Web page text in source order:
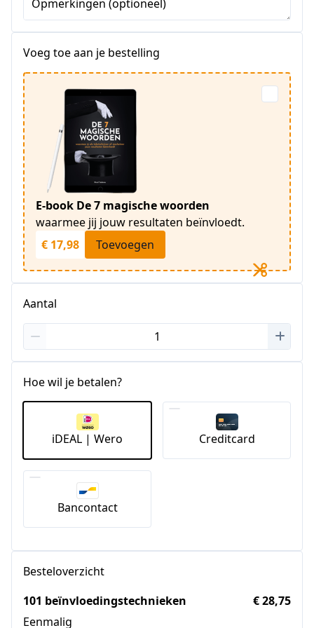
Opmerkingen (optioneel)
Voeg toe aan je bestelling
E-book De 7 magische woorden
waarmee jij jouw resultaten beïnvloedt.
€ 17,98
Toevoegen
Aantal
Hoe wil je betalen?
iDEAL | Wero Creditcard
Bancontact
Besteloverzicht
101 beïnvloedingstechnieken
Eenmalig
€ 28,75